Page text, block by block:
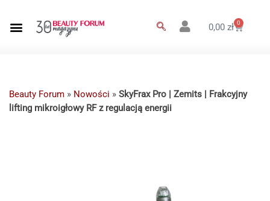
0,00zł 0
Beauty Forum » Nowości » SkyFrax Pro | Zemits | Frakcyjny
lifting mikroigłowy RF z regulacją energii